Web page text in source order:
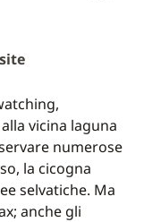
vicina laguna
numerose
la cicogna
selvatiche. Ma
anche gli